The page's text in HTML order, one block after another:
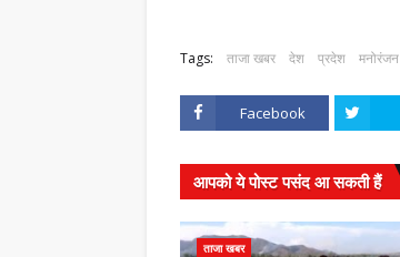
Tags: ताजा खबर देश प्रदेश मनोरंजन
Facebook
आपको ये पोस्ट पसंद आ सकती हैं
ताजा खबर